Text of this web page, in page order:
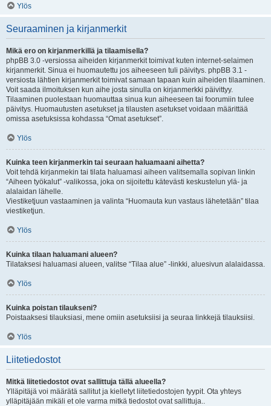
Ylös
Seuraaminen ja kirjanmerkit
Mikä ero on kirjanmerkillä ja tilaamisella?
phpBB 3.0 -versiossa aiheiden kirjanmerkit toimivat kuten internet-selaimen
kirjanmerkit. Sinua ei huomautettu jos aiheeseen tuli päivitys. phpBB 3.1 -
versiosta lähtien kirjanmerkit toimivat samaan tapaan kuin aiheiden tilaaminen.
Voit saada ilmoituksen kun aihe josta sinulla on kirjanmerkki päivittyy.
Tilaaminen puolestaan huomauttaa sinua kun aiheeseen tai foorumiin tulee
päivitys. Huomautusten asetukset ja tilausten asetukset voidaan määrittää
omissa asetuksissa kohdassa “Omat asetukset”.
Ylös
Kuinka teen kirjanmerkin tai seuraan haluamaani aihetta?
Voit tehdä kirjanmekin tai tilata haluamasi aiheen valitsemalla sopivan linkin
“Aiheen työkalut” -valikossa, joka on sijoitettu kätevästi keskustelun ylä- ja
alalaidan lähelle.
Viestiketjuun vastaaminen ja valinta “Huomauta kun vastaus lähetetään” tilaa
viestiketjun.
Ylös
Kuinka tilaan haluamani alueen?
Tilataksesi haluamasi alueen, valitse “Tilaa alue” -linkki, aluesivun alalaidassa.
Ylös
Kuinka poistan tilaukseni?
Poistaaksesi tilauksiasi, mene omiin asetuksiisi ja seuraa linkkejä tilauksiisi.
Ylös
Liitetiedostot
Mitkä liitetiedostot ovat sallittuja tällä alueella?
Ylläpitäjä voi määrätä sallitut ja kielletyt liitetiedostojen tyypit. Ota yhteys
ylläpitäjään mikäli et ole varma mitkä tiedostot ovat sallittuja..